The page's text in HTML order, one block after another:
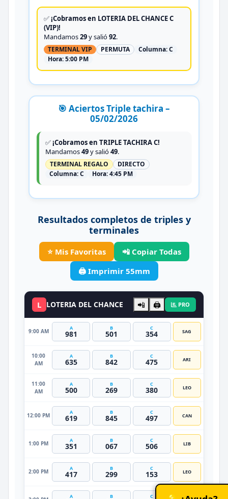
✅¡Cobramos en LOTERIA DEL CHANCE C
(VIP)!
Mandamos29y salió92.
TERMINAL VIP PERMUTA Columna:C
Hora:5:00 PM
🎯 Aciertos Triple tachira –
05/02/2026
✅¡Cobramos en TRIPLE TACHIRA C!
Mandamos49y salió49.
TERMINAL REGALO
DIRECTO
Columna:C Hora:4:45 PM
Resultados completos de triples y
terminales
⭐ Mis Favoritas
📲 Copiar Todas
🖨️ Imprimir 55mm
L LOTERIA DEL CHANCE 📲 🖨️ PRO
9:00 AM A
981
B
501
C
354 SAG
10:00
AM
A
635
B
842
C
475 ARI
11:00
AM
A
500
B
269
C
380 LEO
12:00 PM A
619
B
845
C
497 CAN
1:00 PM A
351
B
067
C
506 LIB
2:00 PM A
417
B
299
C
153 LEO
A B C